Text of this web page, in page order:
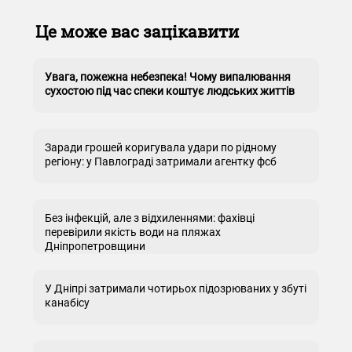
Це може вас зацікавити
Увага, пожежна небезпека! Чому випалювання
сухостою під час спеки коштує людських життів
Заради грошей коригувала удари по рідному
регіону: у Павлограді затримали агентку фсб
Без інфекцій, але з відхиленнями: фахівці
перевірили якість води на пляжах
Дніпропетровщини
У Дніпрі затримали чотирьох підозрюваних у збуті
канабісу